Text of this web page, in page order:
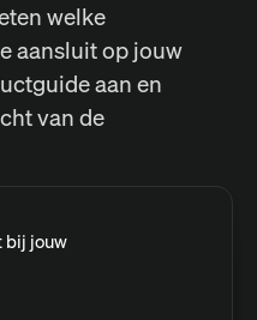
welke
aansluit op jouw
aan en
van de
bij jouw